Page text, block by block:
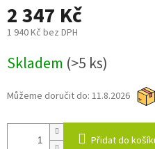
2 347 Kč
1 940 Kč bez DPH
cena:
Skladem (>5 ks)
Můžeme doručit do: 11.8.2026
Přidat do